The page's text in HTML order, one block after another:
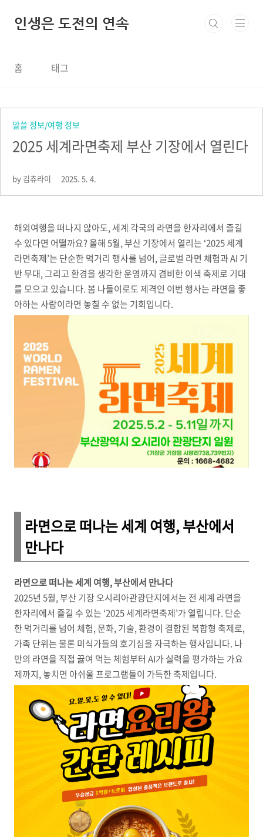
인생은 도전의 연속
홈 태그
알쓸 정보/여행 정보
2025 세계라면축제 부산 기장에서 열린다
by 김츄라이 2025. 5. 4.
해외여행을 떠나지 않아도, 세계 각국의 라면을 한자리에서 즐길
수 있다면 어떨까요? 올해 5월, 부산 기장에서 열리는 ‘2025 세계
라면축제’는 단순한 먹거리 행사를 넘어, 글로벌 라면 체험과 AI 기
반 무대, 그리고 환경을 생각한 운영까지 겸비한 이색 축제로 기대
를 모으고 있습니다. 봄 나들이로도 제격인 이번 행사는 라면을 좋
아하는 사람이라면 놓칠 수 없는 기회입니다.
라면으로 떠나는 세계 여행, 부산에서
만나다
라면으로 떠나는 세계 여행, 부산에서 만나다
2025년 5월, 부산 기장 오시리아관광단지에서는 전 세계 라면을
한자리에서 즐길 수 있는 ‘2025 세계라면축제’가 열립니다. 단순
한 먹거리를 넘어 체험, 문화, 기술, 환경이 결합된 복합형 축제로,
가족 단위는 물론 미식가들의 호기심을 자극하는 행사입니다. 나
만의 라면을 직접 끓여 먹는 체험부터 AI가 실력을 평가하는 가요
제까지, 놓치면 아쉬울 프로그램들이 가득한 축제입니다.